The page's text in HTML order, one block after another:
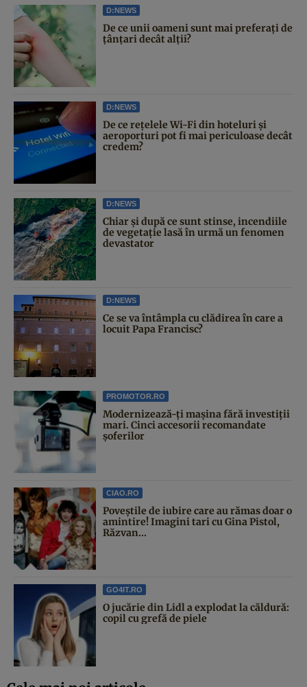
D:NEWS
De ce unii oameni sunt mai preferați de
țânțari decât alții?
D:NEWS
De ce rețelele Wi-Fi din hoteluri și
aeroporturi pot fi mai periculoase decât
credem?
D:NEWS
Chiar și după ce sunt stinse, incendiile
de vegetație lasă în urmă un fenomen
devastator
D:NEWS
Ce se va întâmpla cu clădirea în care a
locuit Papa Francisc?
PROMOTOR.RO
Modernizează-ți mașina fără investiții
mari. Cinci accesorii recomandate
șoferilor
CIAO.RO
Poveştile de iubire care au rămas doar o
amintire! Imagini tari cu Gina Pistol,
Răzvan...
GO4IT.RO
O jucărie din Lidl a explodat la căldură:
copil cu grefă de piele